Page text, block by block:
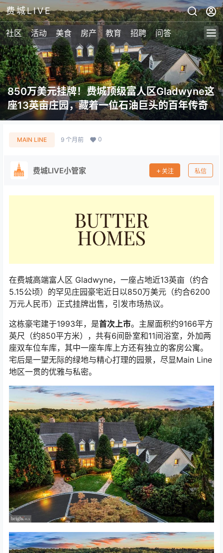
费城LIVE
社区 活动 美食 房产 教育 招聘 问答
850万美元挂牌！费城顶级富人区Gladwyne这
座13英亩庄园，藏着一位石油巨头的百年传奇
MAIN LINE 9 个月前 0
费城LIVE小管家 关注 私信
在费城高端富人区 Gladwyne，一座占地近13英亩（约合
5.15公顷）的罕见庄园豪宅近日以850万美元（约合6200
万元人民币）正式挂牌出售，引发市场热议。
这栋豪宅建于1993年，是首次上市。主屋面积约9166平方
英尺（约850平方米），共有6间卧室和11间浴室，外加两
座双车位车库，其中一座车库上方还有独立的客房公寓。
宅后是一望无际的绿地与精心打理的园景，尽显Main Line
地区一贯的优雅与私密。